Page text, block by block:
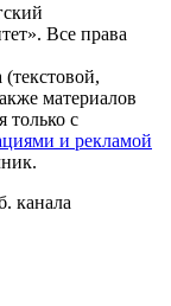
Все права
материалов
только с
и рекламой
канала